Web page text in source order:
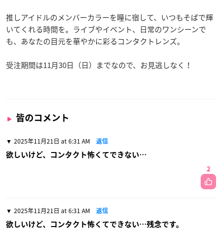
推しアイドルのメンバーカラーを瞳に宿して、いつもそばで輝
いてくれる時間を。ライブやイベント、日常のワンシーンで
も、あなたの目元を華やかに彩るコンタクトレンズ。
受注期間は11月30日（日）までなので、お見逃しなく！
皆のコメント
2025年11月21日 at 6:31 AM 返信
欲しいけど、コンタクト怖くてできない…
2
2025年11月21日 at 6:31 AM 返信
欲しいけど、コンタクト怖くてできない…残念です。